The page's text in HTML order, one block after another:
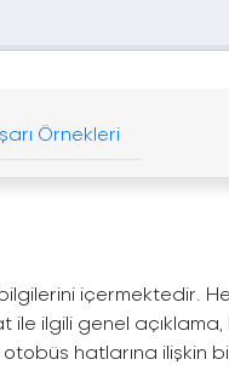
Örnekleri
içermektedir.
ile ilgili genel
hatlarına ilişkin